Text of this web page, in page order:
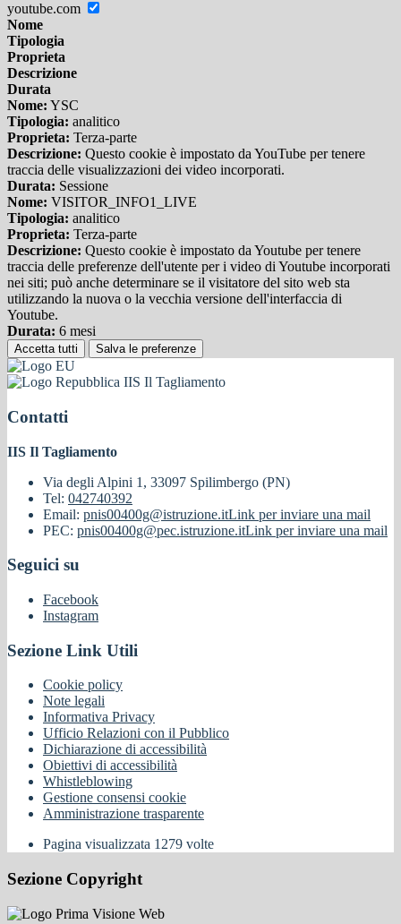
youtube.com
Nome
Tipologia
Proprieta
Descrizione
Durata
Nome: YSC
Tipologia: analitico
Proprieta: Terza-parte
Descrizione: Questo cookie è impostato da YouTube per tenere
traccia delle visualizzazioni dei video incorporati.
Durata: Sessione
Nome: VISITOR_INFO1_LIVE
Tipologia: analitico
Proprieta: Terza-parte
Descrizione: Questo cookie è impostato da Youtube per tenere
traccia delle preferenze dell'utente per i video di Youtube incorporati
nei siti; può anche determinare se il visitatore del sito web sta
utilizzando la nuova o la vecchia versione dell'interfaccia di
Youtube.
Durata: 6 mesi
Accetta tutti Salva le preferenze
IIS Il Tagliamento
Contatti
IIS Il Tagliamento
Via degli Alpini 1, 33097 Spilimbergo (PN)
Tel: 042740392
Email: pnis00400g@istruzione.itLink per inviare una mail
PEC: pnis00400g@pec.istruzione.itLink per inviare una mail
Seguici su
Facebook
Instagram
Sezione Link Utili
Cookie policy
Note legali
Informativa Privacy
Ufficio Relazioni con il Pubblico
Dichiarazione di accessibilità
Obiettivi di accessibilità
Whistleblowing
Gestione consensi cookie
Amministrazione trasparente
Pagina visualizzata 1279 volte
Sezione Copyright